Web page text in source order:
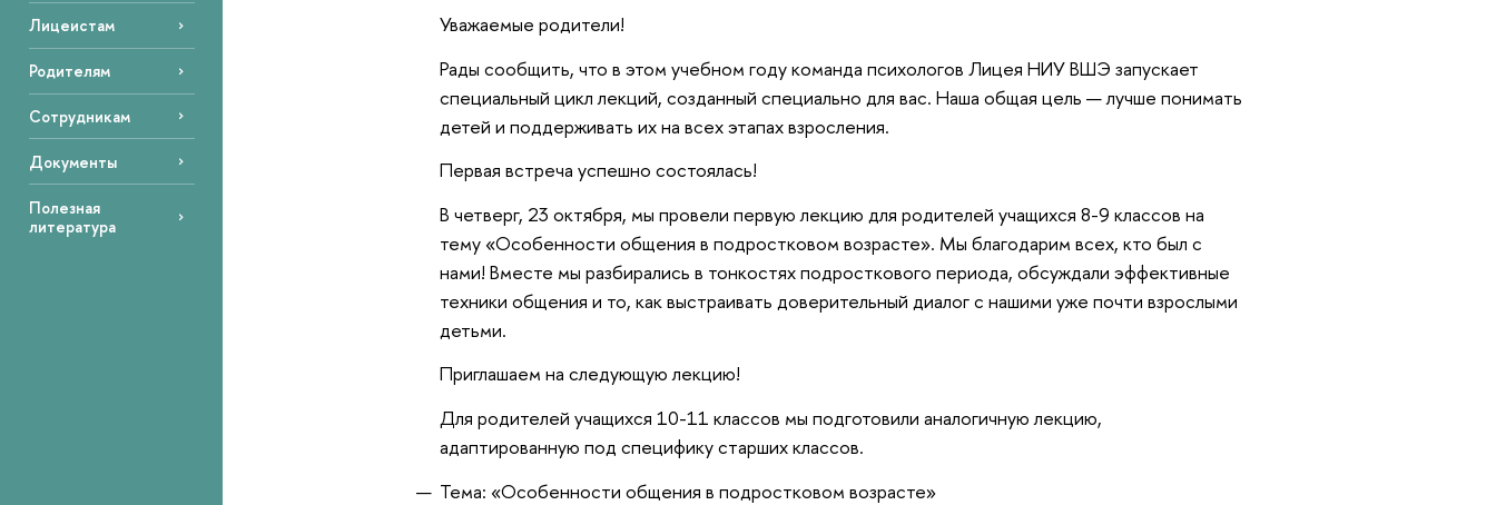
Лицеистам
Родителям
Сотрудникам
Документы
Полезная
литература
Уважаемые родители!
Рады сообщить, что в этом учебном году команда психологов Лицея НИУ ВШЭ запускает
специальный цикл лекций, созданный специально для вас. Наша общая цель — лучше понимать
детей и поддерживать их на всех этапах взросления.
Первая встреча успешно состоялась!
В четверг, 23 октября, мы провели первую лекцию для родителей учащихся 8-9 классов на
тему «Особенности общения в подростковом возрасте». Мы благодарим всех, кто был с
нами! Вместе мы разбирались в тонкостях подросткового периода, обсуждали эффективные
техники общения и то, как выстраивать доверительный диалог с нашими уже почти взрослыми
детьми.
Приглашаем на следующую лекцию!
Для родителей учащихся 10-11 классов мы подготовили аналогичную лекцию,
адаптированную под специфику старших классов.
Тема: «Особенности общения в подростковом возрасте»